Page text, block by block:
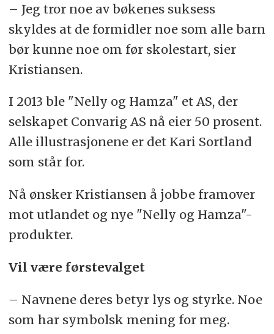
– Jeg tror noe av bøkenes suksess
skyldes at de formidler noe som alle barn
bør kunne noe om før skolestart, sier
Kristiansen.
I 2013 ble "Nelly og Hamza" et AS, der
selskapet Convarig AS nå eier 50 prosent.
Alle illustrasjonene er det Kari Sortland
som står for.
Nå ønsker Kristiansen å jobbe framover
mot utlandet og nye "Nelly og Hamza"-
produkter.
Vil være førstevalget
– Navnene deres betyr lys og styrke. Noe
som har symbolsk mening for meg.